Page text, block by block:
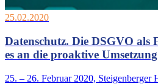
25.02.2020
Datenschutz. Die DSGVO als
es an die proaktive Umsetzung
25. – 26. Februar 2020, Steigenberger